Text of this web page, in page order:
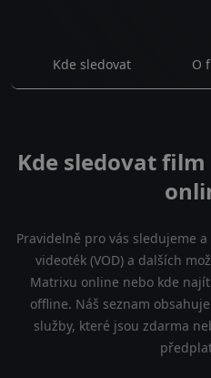
Kde sledovat O
Kde sledovat
Pravidelně pro vás sledujeme
videoték (VOD) a dalších
Matrixu online nebo kde
offline. Náš seznam
služby, které jsou zdarma